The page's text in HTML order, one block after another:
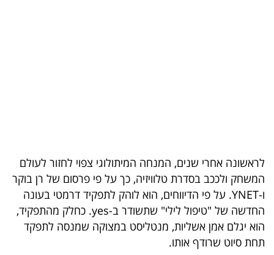
המילון
הכלכלי
פודקאסט
40
לראשונה אחרי שנים, המנחה המיתולוגי צפוי לחזור לעולם
המשחק ולככב בסדרת טלוויזיה, כך על פי פרסום של רן בוקר
ו-YNET. על פי הדיווחים, הוא לוהק לתפקיד דרמטי בעונה
החדשה של "טיפול לילי" שתשודר ב-yes. כחלק מהתפקיד,
הוא יגלם אמן אשליות, מנטליסט במצוקה שמנסה לתפקד
תחת סיוט שרודף אותו.